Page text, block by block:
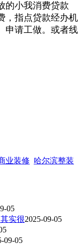
的小我消费贷款
，指点贷款经办机
申请工做。或者线
业装修 哈尔滨整装
05
实很2025-09-05
09-05